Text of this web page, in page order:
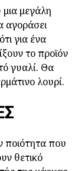
μεγάλη
αγοράσει
για ένα
το προϊόν
γυαλί. Θα
λουρί.
ποιότητα που
θετικό